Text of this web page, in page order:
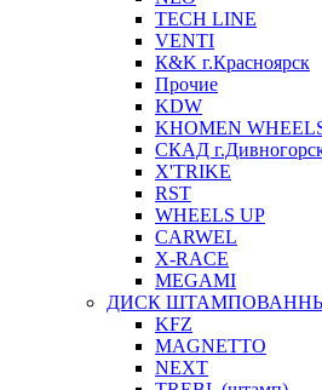
TECH LINE
VENTI
К&K г.Красноярск
Прочие
KDW
KHOMEN
СКАД
X'TRIKE
RST
WHEELS UP
CARWEL
X-RACE
MEGAMI
ДИСК
KFZ
MAGNETTO
NEXT